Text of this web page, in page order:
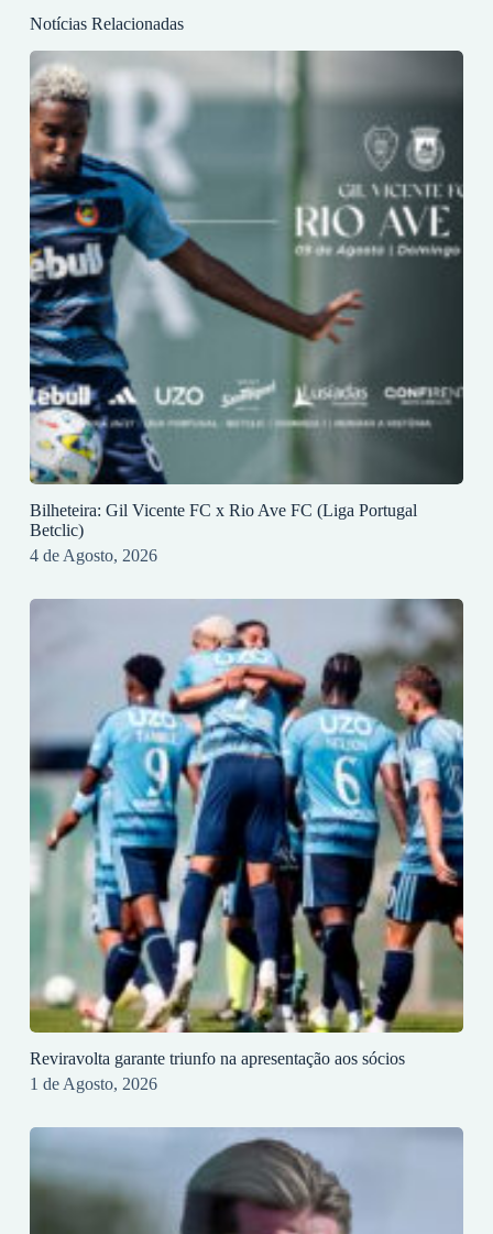
Notícias Relacionadas
Bilheteira: Gil Vicente FC x Rio Ave FC (Liga Portugal
Betclic)
4 de Agosto, 2026
Reviravolta garante triunfo na apresentação aos sócios
1 de Agosto, 2026